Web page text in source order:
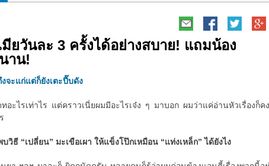
ยวันละ 3 ครั้งได้อย่างสบาย! แถมน้อง
าน!
งจะแก่แต่ก็ยังเตะปี๊บดัง
ะไรเท่าไร แต่คราวเนี่ยผมมีอะไรเจ๋ง ๆ มาบอก ผมว่าแค่อ่านหัวเรื่องก็คง
บวิธี “เปลี่ยน” มะเขือเผา ให้แข็งโป๊กเหมือน “แท่งเหล็ก” ได้ยังไง